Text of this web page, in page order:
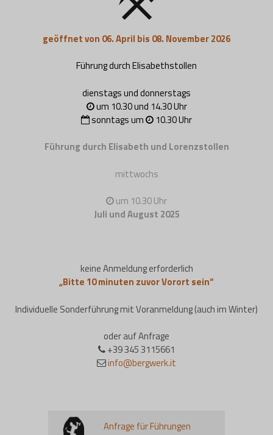
geöffnet von 06. April bis 08. November 2026
Führung durch Elisabethstollen
dienstags und donnerstags
um 10.30 und 14.30 Uhr
sonntags um
10.30 Uhr
Führung durch Elisabeth und Lorenzstollen
mittwochs
um 10.30 Uhr
Juli und August 2025
keine Anmeldung erforderlich
„Bitte 10 minuten zuvor Vorort sein“
Individuelle Sonderführung mit Voranmeldung (auch im Winter)
oder auf Anfrage
+39 345 3115661
info@bergwerk.it
Anfrage für Führungen